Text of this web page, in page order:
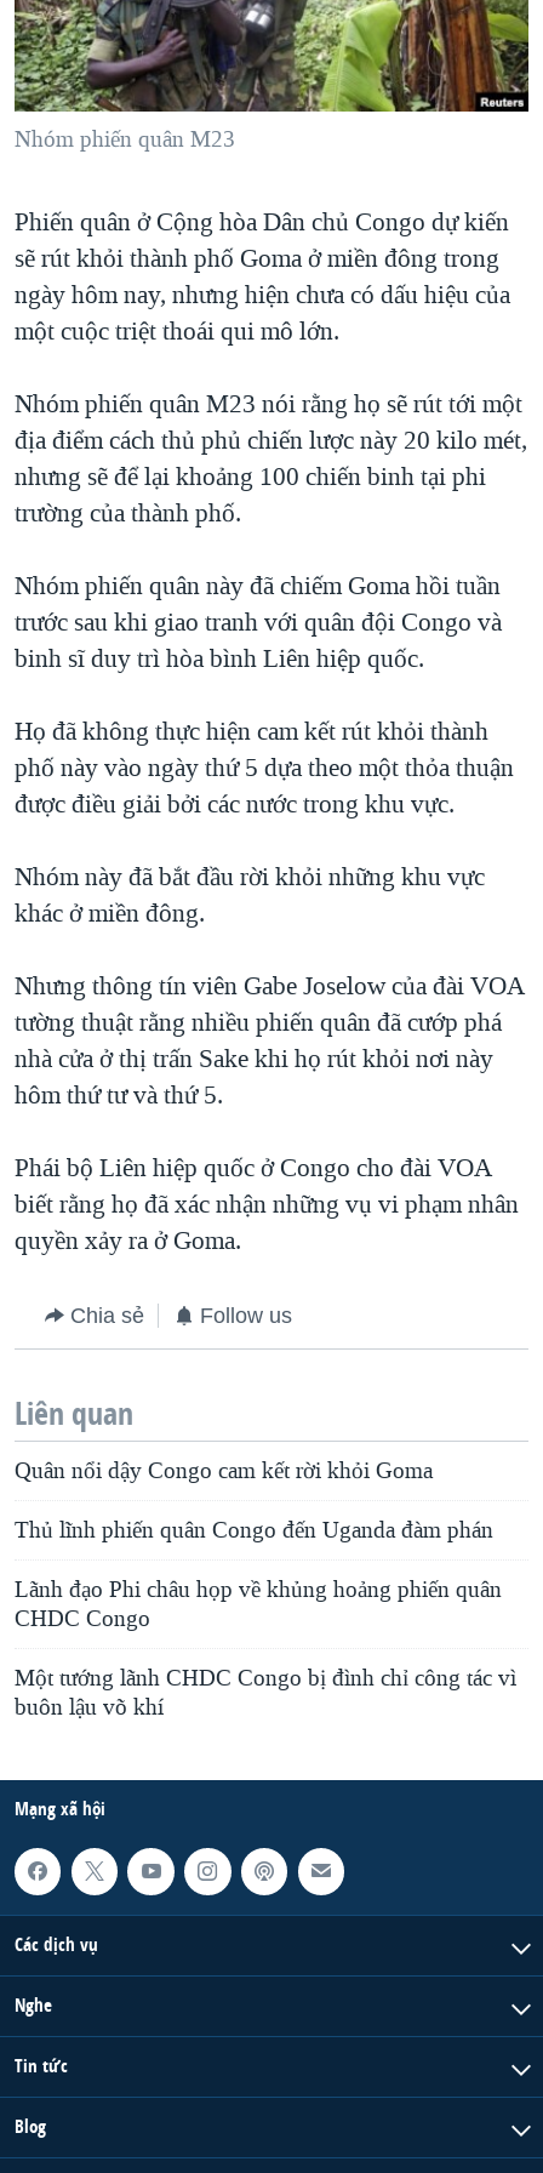
"Tìm"NGƯỜI VIỆT HẢI NGOẠI
ĐỜI SỐNG
KINH TẾ
KHOA HỌC
THỂ THAO
GIÁO DỤC
TẠI
HÀNH TRÌNH BẦU CỬ 2024
MỘT NĂM CHIẾN TRANH TẠI DẢI GAZA
GIẢI MÃ VÀNH ĐAI & CON ĐƯỜNG
TRỊNH VĨNH BÌNH - NGƯỜI HẠ 'BÊN THẮNG CUỘC'
GROUND ZERO – XƯA VÀ NAY
CHI PHÍ CHIẾN TRANH AFGHANISTAN
THƯỢNG ĐỈNH TRUMP-KIM TẠI VIỆT NAM
TRỊNH VĨNH BÌNH VS. CHÍNH PHỦ VIỆT NAM
NGƯ DÂN VIỆT VÀ LÀN SÓNG TRỘM HẢI SÂM
BÊN KIA QUỐC LỘ: TIẾNG VỌNG TỪ NÔNG THÔN MỸ
QUAN HỆ VIỆT MỸ
VIDEO
NGHE
MẠNG XÃ HỘI
Ngôn ngữ khác
Nhóm phiến quân M23
Phiến quân ở Cộng hòa Dân chủ Congo dự kiến
sẽ rút khỏi thành phố Goma ở miền đông trong
ngày hôm nay, nhưng hiện chưa có dấu hiệu của
một cuộc triệt thoái qui mô lớn.
Nhóm phiến quân M23 nói rằng họ sẽ rút tới một
địa điểm cách thủ phủ chiến lược này 20 kilo mét,
nhưng sẽ để lại khoảng 100 chiến binh tại phi
trường của thành phố.
Nhóm phiến quân này đã chiếm Goma hồi tuần
trước sau khi giao tranh với quân đội Congo và
binh sĩ duy trì hòa bình Liên hiệp quốc.
Họ đã không thực hiện cam kết rút khỏi thành
phố này vào ngày thứ 5 dựa theo một thỏa thuận
được điều giải bởi các nước trong khu vực.
Nhóm này đã bắt đầu rời khỏi những khu vực
khác ở miền đông.
Nhưng thông tín viên Gabe Joselow của đài VOA
tường thuật rằng nhiều phiến quân đã cướp phá
nhà cửa ở thị trấn Sake khi họ rút khỏi nơi này
hôm thứ tư và thứ 5.
Phái bộ Liên hiệp quốc ở Congo cho đài VOA
biết rằng họ đã xác nhận những vụ vi phạm nhân
quyền xảy ra ở Goma.
Chia sẻ Follow us
Liên quan
Quân nổi dậy Congo cam kết rời khỏi Goma
Thủ lĩnh phiến quân Congo đến Uganda đàm phán
Lãnh đạo Phi châu họp về khủng hoảng phiến quân
CHDC Congo
Một tướng lãnh CHDC Congo bị đình chỉ công tác vì
buôn lậu võ khí
Mạng xã hội
Các dịch vụ
Nghe
Tin tức
Blog